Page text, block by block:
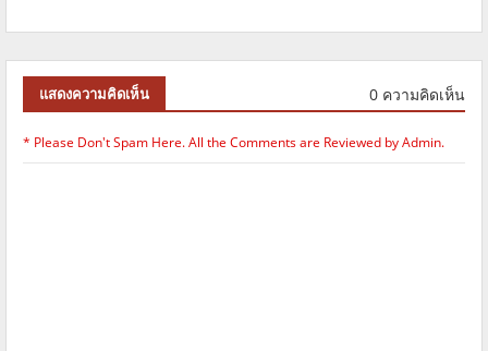
แสดงความคิดเห็น 0 ความคิดเห็น
* Please Don't Spam Here. All the Comments are Reviewed by Admin.